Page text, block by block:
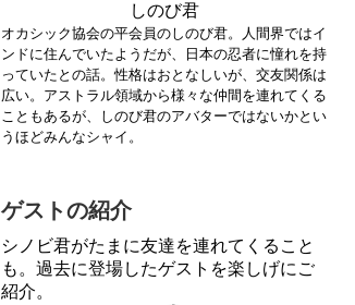
しのび君
オカシック協会の平会員のしのび君。人間界ではイ
ンドに住んでいたようだが、日本の忍者に憧れを持
っていたとの話。性格はおとなしいが、交友関係は
広い。アストラル領域から様々な仲間を連れてくる
こともあるが、しのび君のアバターではないかとい
うほどみんなシャイ。
ゲストの紹介
シノビ君がたまに友達を連れてくること
も。過去に登場したゲストを楽しげにご
紹介。